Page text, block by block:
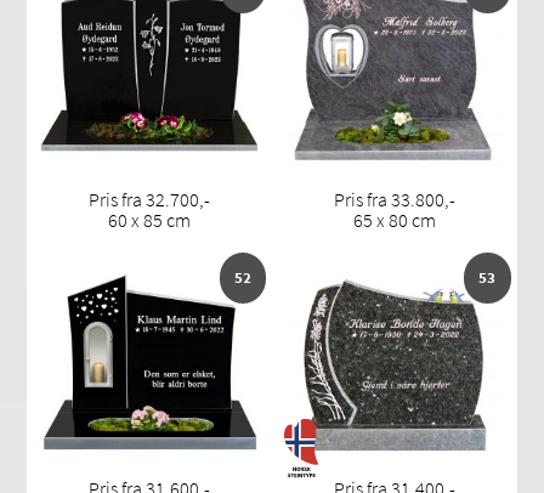
Pris fra 32.700,-
60 x 85 cm
Pris fra 33.800,-
65 x 80 cm
52 53